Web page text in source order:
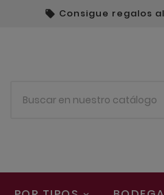
 Consigue regalos